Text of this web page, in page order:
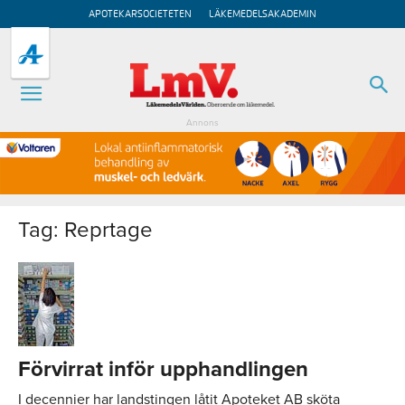
APOTEKARSOCIETETEN LÄKEMEDELSAKADEMIN
Annons
Tag: Reprtage
Förvirrat inför upphandlingen
I decennier har landstingen låtit Apoteket AB sköta